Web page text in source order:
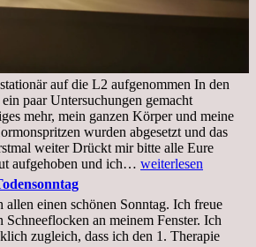
auf die L2 aufgenommen In den
paar Untersuchungen gemacht
mehr, mein ganzen Körper und meine
wurden abgesetzt und das
weiter Drückt mir bitte alle Eure
aufgehoben und ich… Mittwoch.
Krankenhaus
stationär
weiterlesen
einen schönen Sonntag. Ich freue
Schneeflocken an meinem Fenster. Ich
zugleich, dass ich den 1. Therapie